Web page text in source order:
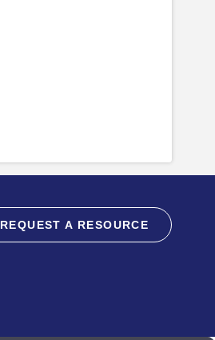
REQUEST A RESOURCE